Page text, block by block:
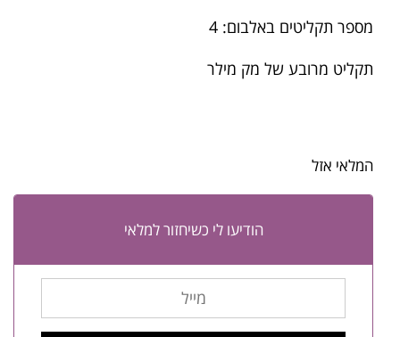
מספר תקליטים באלבום: 4
תקליט מרובע של מק מילר
המלאי אזל
הודיעו לי כשיחזור למלאי